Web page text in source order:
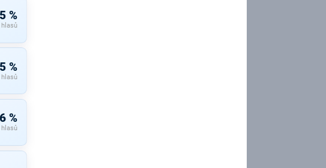
%
hlasů
%
hlasů
%
hlasů